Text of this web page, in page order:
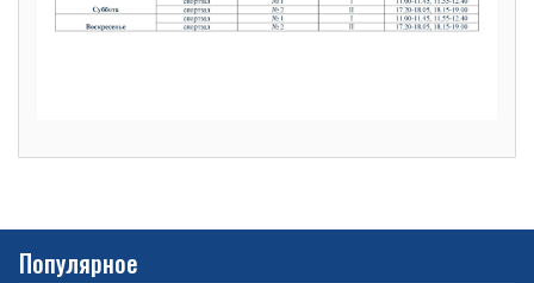
Популярное